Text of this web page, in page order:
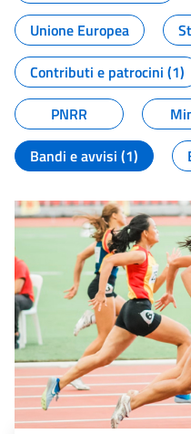
Unione Europea
Contributi e patrocini (1)
PNRR
Bandi e avvisi (1)